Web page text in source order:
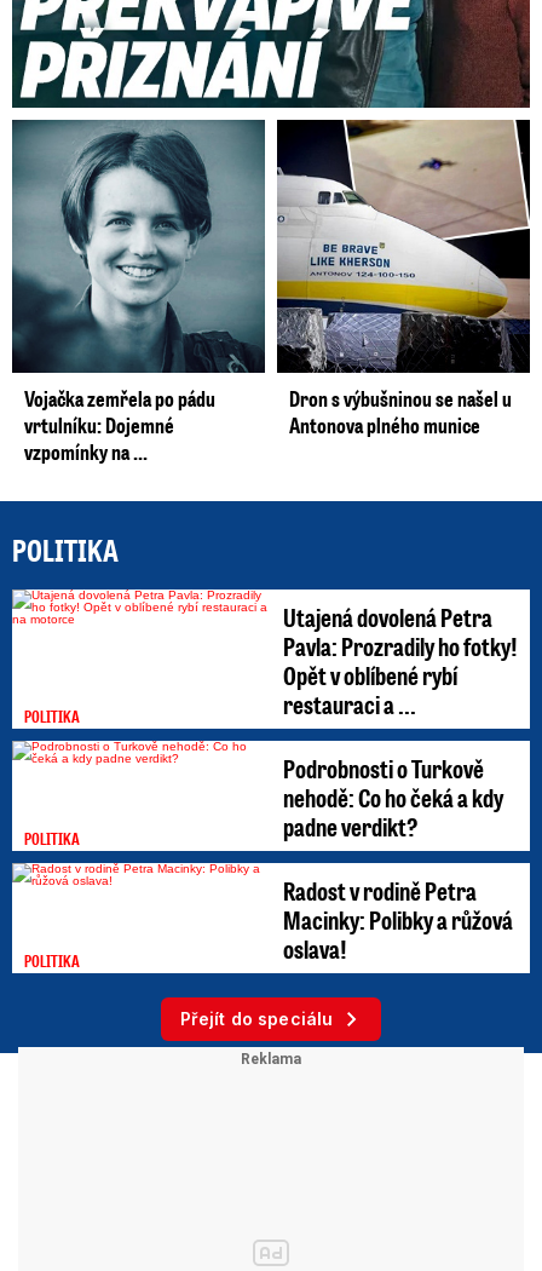
Vojačka zemřela po pádu
vrtulníku: Dojemné
vzpomínky na ...
Dron s výbušninou se našel u
Antonova plného munice
POLITIKA
POLITIKA
Utajená dovolená Petra
Pavla: Prozradily ho fotky!
Opět v oblíbené rybí
restauraci a ...
POLITIKA
Podrobnosti o Turkově
nehodě: Co ho čeká a kdy
padne verdikt?
POLITIKA
Radost v rodině Petra
Macinky: Polibky a růžová
oslava!
Přejít do speciálu